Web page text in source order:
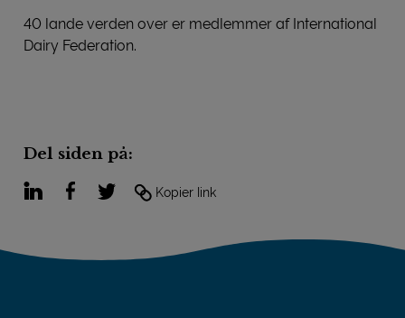
40 lande verden over er medlemmer af International
Dairy Federation.
Del siden på:
LinkedInFacebook
TwitterKopier link